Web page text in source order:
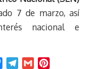
7 de marzo, así
nacional e